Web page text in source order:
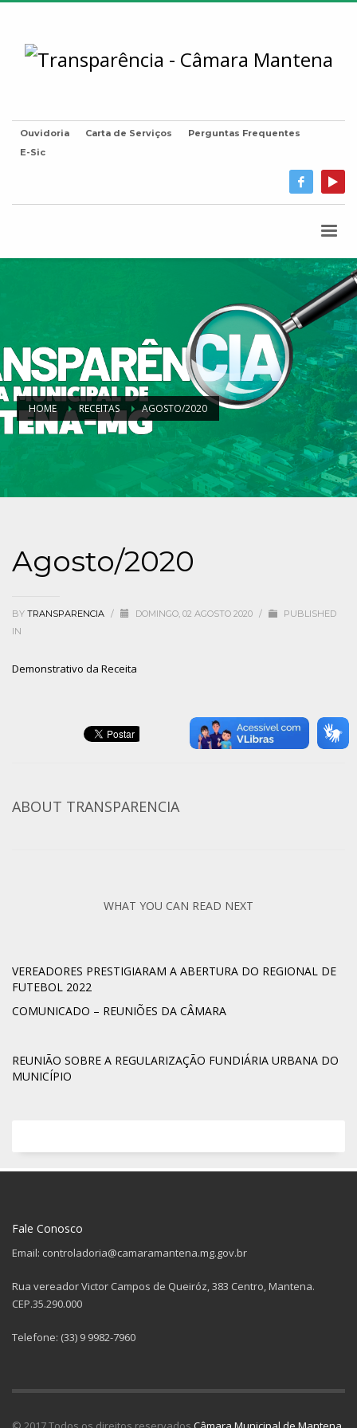
Ouvidoria Carta de Serviços
Perguntas Frequentes
E-Sic
HOME RECEITAS AGOSTO/2020
Agosto/2020
BY TRANSPARENCIA / DOMINGO, 02 AGOSTO 2020 /
PUBLISHED
IN
Demonstrativo da Receita
ABOUT TRANSPARENCIA
WHAT YOU CAN READ NEXT
VEREADORES PRESTIGIARAM A ABERTURA DO REGIONAL DE
FUTEBOL 2022
COMUNICADO – REUNIÕES DA CÂMARA
REUNIÃO SOBRE A REGULARIZAÇÃO FUNDIÁRIA URBANA DO
MUNICÍPIO
Fale Conosco
Email: controladoria@camaramantena.mg.gov.br
Rua vereador Victor Campos de Queiróz, 383 Centro, Mantena.
CEP.35.290.000
Telefone: (33) 9 9982-7960